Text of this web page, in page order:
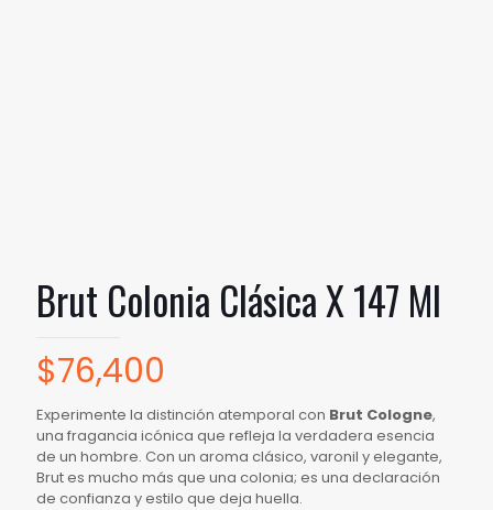
Brut Colonia Clásica X 147 Ml
$76,400
Experimente la distinción atemporal con Brut Cologne,
una fragancia icónica que refleja la verdadera esencia
de un hombre. Con un aroma clásico, varonil y elegante,
Brut es mucho más que una colonia; es una declaración
de confianza y estilo que deja huella.